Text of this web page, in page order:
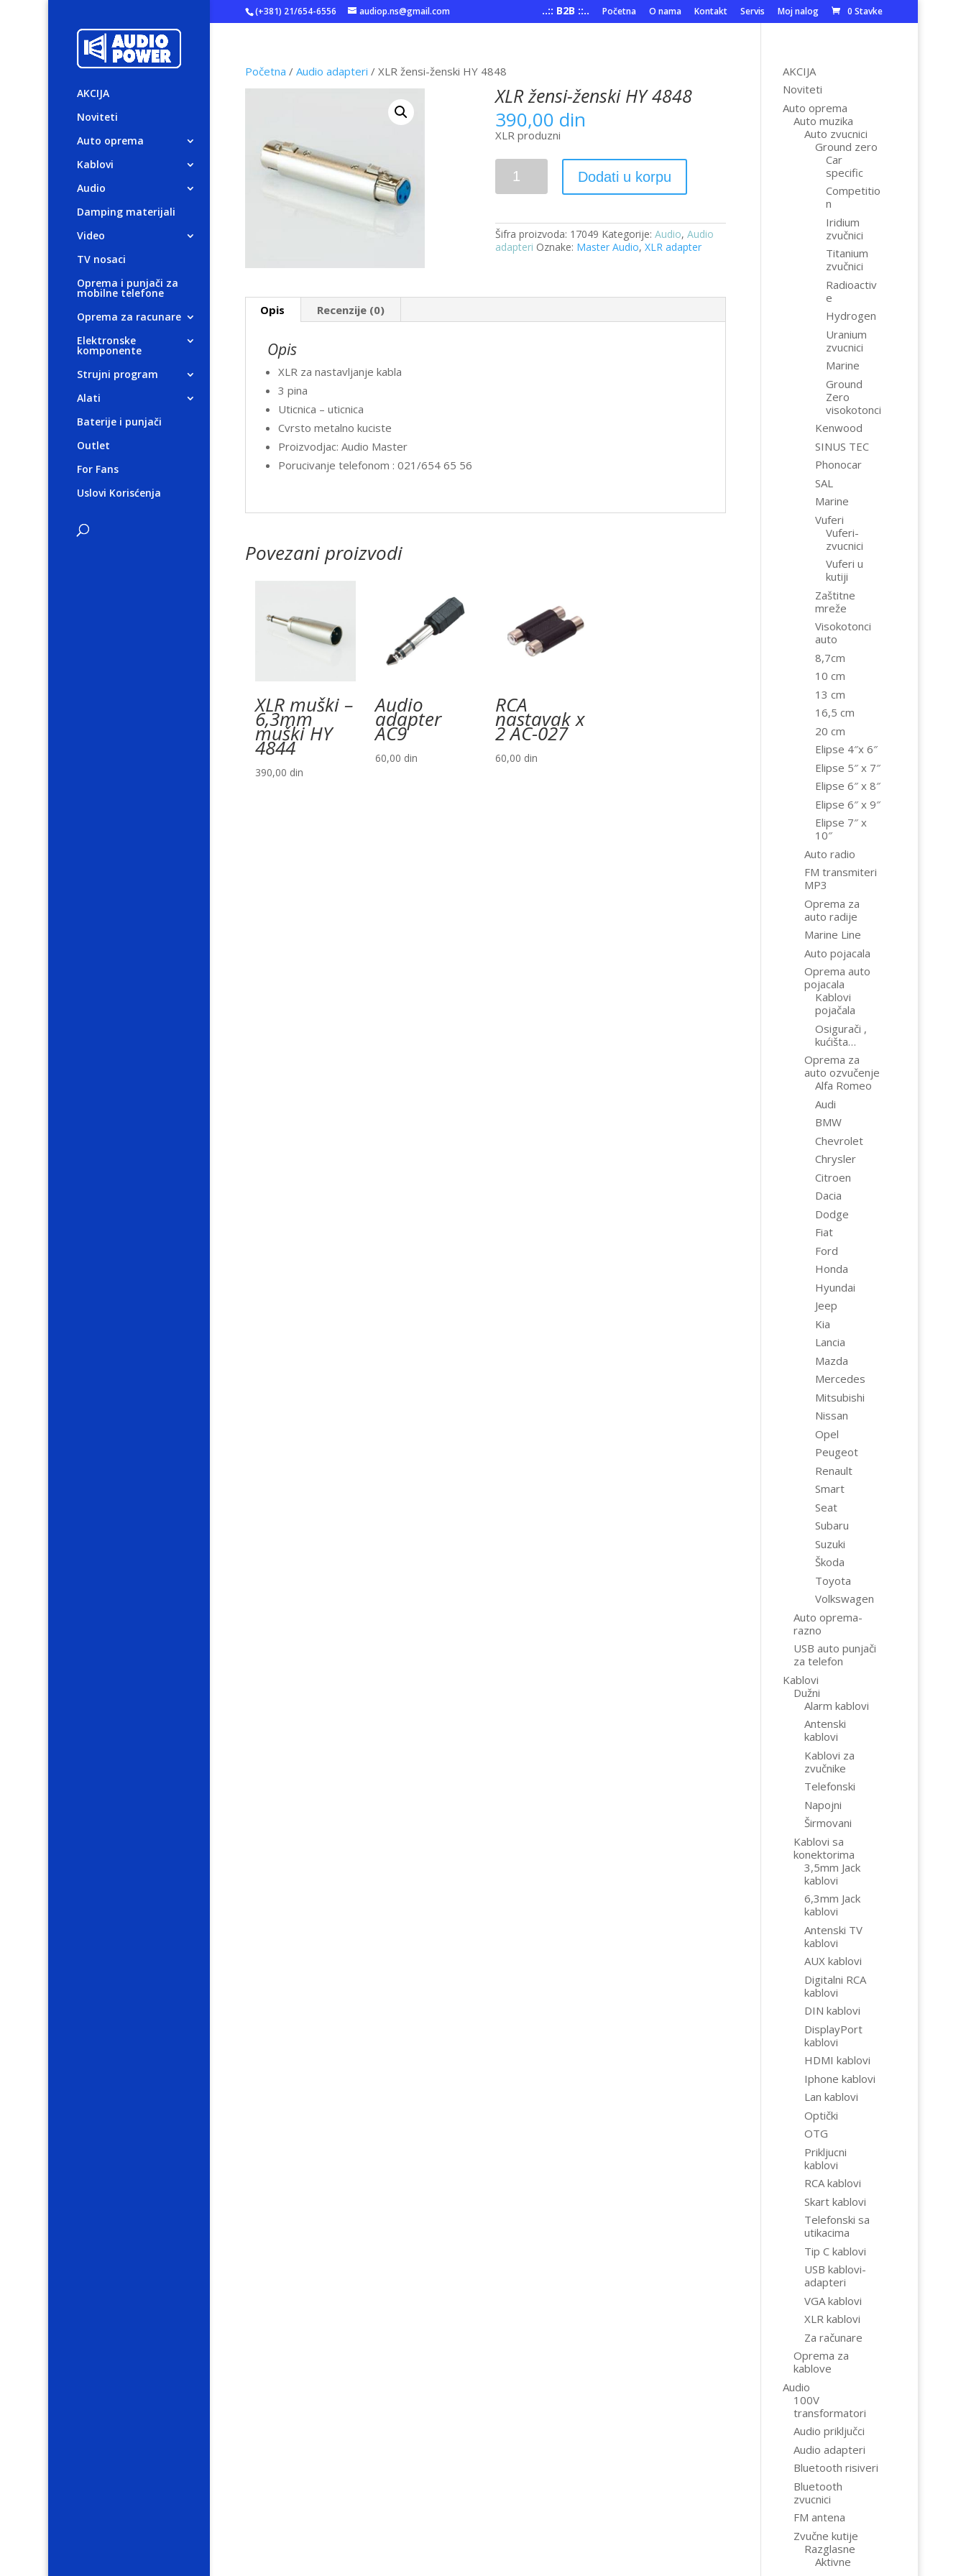
(+381) 21/654-6556 audiop.ns@gmail.com ..:: B2B ::.. Početna O nama Kontakt Servis Moj nalog 0 Stavke
AKCIJA
Noviteti
Auto oprema
Kablovi
Audio
Damping materijali
Video
TV nosaci
Oprema i punjači za
mobilne telefone
Oprema za racunare
Elektronske
komponente
Strujni program
Alati
Baterije i punjači
Outlet
For Fans
Uslovi Korisćenja
Početna /Audio adapteri / XLR žensi-ženski HY 4848
XLR žensi-ženski HY 4848
390,00 din
XLR produzni
XLR
žensi-
ženski
količina
Dodati u korpu
Šifra proizvoda: 17049 Kategorije:Audio,Audio
adapteri Oznake: Master Audio,XLR adapter
Opis Recenzije (0)
Opis
XLR za nastavljanje kabla
3 pina
Uticnica – uticnica
Cvrsto metalno kuciste
Proizvodjac: Audio Master
Porucivanje telefonom : 021/654 65 56
Povezani proizvodi
XLR muški –
6,3mm
muški HY
4844
390,00 din
Audio
adapter
AC9
60,00 din
RCA
nastavak x
2 AC-027
60,00 din
AKCIJA
Noviteti
Auto oprema
Auto muzika
Auto zvucnici
Ground zero
Car
specific
Competitio
n
Iridium
zvučnici
Titanium
zvučnici
Radioactiv
e
Hydrogen
Uranium
zvucnici
Marine
Ground
Zero
visokotonci
Kenwood
SINUS TEC
Phonocar
SAL
Marine
Vuferi
Vuferi-
zvucnici
Vuferi u
kutiji
Zaštitne
mreže
Visokotonci
auto
8,7cm
10 cm
13 cm
16,5 cm
20 cm
Elipse 4″x 6″
Elipse 5″ x 7″
Elipse 6″ x 8″
Elipse 6″ x 9″
Elipse 7″ x
10″
Auto radio
FM transmiteri
MP3
Oprema za
auto radije
Marine Line
Auto pojacala
Oprema auto
pojacala
Kablovi
pojačala
Osigurači ,
kućišta…
Oprema za
auto ozvučenje
Alfa Romeo
Audi
BMW
Chevrolet
Chrysler
Citroen
Dacia
Dodge
Fiat
Ford
Honda
Hyundai
Jeep
Kia
Lancia
Mazda
Mercedes
Mitsubishi
Nissan
Opel
Peugeot
Renault
Smart
Seat
Subaru
Suzuki
Škoda
Toyota
Volkswagen
Auto oprema-
razno
USB auto punjači
za telefon
Kablovi
Dužni
Alarm kablovi
Antenski
kablovi
Kablovi za
zvučnike
Telefonski
Napojni
Širmovani
Kablovi sa
konektorima
3,5mm Jack
kablovi
6,3mm Jack
kablovi
Antenski TV
kablovi
AUX kablovi
Digitalni RCA
kablovi
DIN kablovi
DisplayPort
kablovi
HDMI kablovi
Iphone kablovi
Lan kablovi
Optički
OTG
Prikljucni
kablovi
RCA kablovi
Skart kablovi
Telefonski sa
utikacima
Tip C kablovi
USB kablovi-
adapteri
VGA kablovi
XLR kablovi
Za računare
Oprema za
kablove
Audio
100V
transformatori
Audio priključci
Audio adapteri
Bluetooth risiveri
Bluetooth
zvucnici
FM antena
Zvučne kutije
Razglasne
Aktivne